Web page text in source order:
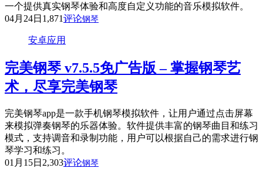
一个提供真实钢琴体验和高度自定义功能的音乐模拟软件。
04月24日 1,871评论钢琴
安卓应用
完美钢琴 v7.5.5免广告版 – 掌握钢琴艺
术，尽享完美钢琴
完美钢琴app是一款手机钢琴模拟软件，让用户通过点击屏幕
来模拟弹奏钢琴的乐器体验。软件提供丰富的钢琴曲目和练习
模式，支持调音和录制功能，用户可以根据自己的需求进行钢
琴学习和练习。
01月15日 2,303评论钢琴